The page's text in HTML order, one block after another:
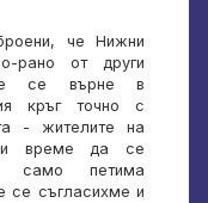
че Нижни
рано от други
се върне в
кръг точно с
- жителите на
време да се
само петима
се съгласихме и